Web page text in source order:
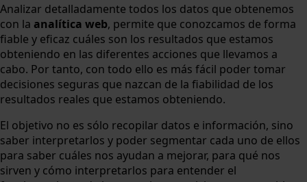
Analizar detalladamente todos los datos que obtenemos
con la analítica web, permite que conozcamos de forma
fiable y eficaz cuáles son los resultados que estamos
obteniendo en las diferentes acciones que llevamos a
cabo. Por tanto, con todo ello es más fácil poder tomar
decisiones seguras que nazcan de la fiabilidad de los
resultados reales que estamos obteniendo.
El objetivo no es sólo recopilar datos e información, sino
saber interpretarlos y poder segmentar cada uno de ellos
para saber cuáles nos ayudan a mejorar, para qué nos
sirven y cómo interpretarlos para entender el